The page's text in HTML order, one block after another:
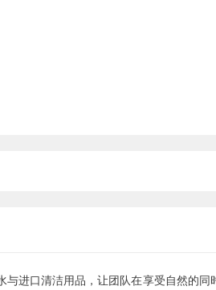
与进口清洁用品，让团队在享受自然的同